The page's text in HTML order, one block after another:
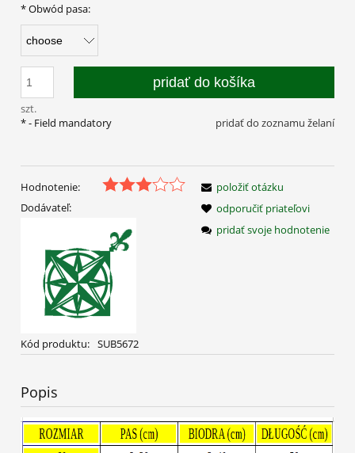
*Obwód pasa:
szt.
pridať do košíka
pridať do zoznamu želaní
*- Field mandatory
Hodnotenie:
Dodávateľ:
Kód produktu: SUB5672
položiť otázku
odporučiť priateľovi
pridať svoje hodnotenie
Popis